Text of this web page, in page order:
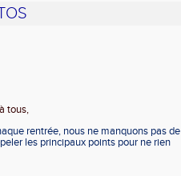
tous,
rentrée, nous ne manquons pas de
les principaux points pour ne rien